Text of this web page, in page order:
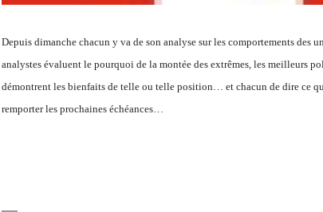
Depuis dimanche chacun y va de son analyse sur les comportements des
analystes évaluent le pourquoi de la montée des extrêmes, les meilleurs
démontrent les bienfaits de telle ou telle position… et chacun de dire ce
remporter les prochaines échéances…